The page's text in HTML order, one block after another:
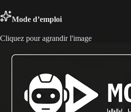
Mode d’emploi
Cliquez pour agrandir l'image